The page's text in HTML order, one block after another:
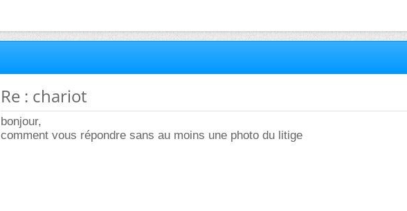
Re : chariot
bonjour,
comment vous répondre sans au moins une photo du litige